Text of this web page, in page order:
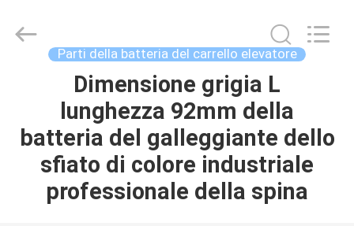
PRODOTTI
SIAMO
LAKER
AUTOPARTS
CO.,LIMITED.
Parti della batteria del carrello elevatore
Dimensione grigia L
lunghezza 92mm della
batteria del galleggiante dello
sfiato di colore industriale
professionale della spina